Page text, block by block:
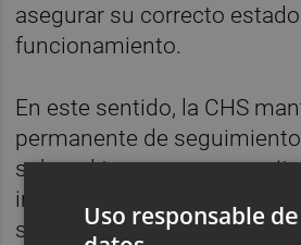
asegurar su correcto
funcionamiento.
En este sentido, la CHS
permanente de
sobre el terreno que
incidencias y actuar de
su resolución,Uso responsable